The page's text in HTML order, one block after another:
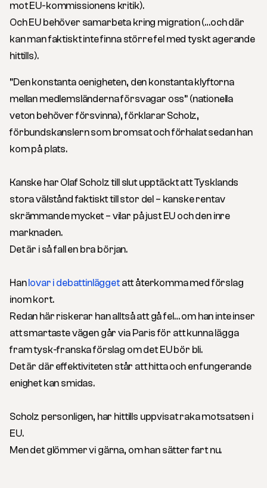
mot EU-kommissionens kritik).
Och EU behöver samarbeta kring migration (…och där
kan man faktiskt inte finna större fel med tyskt agerande
hittills).
”Den konstanta oenigheten, den konstanta klyftorna
mellan medlemsländerna försvagar oss” (nationella
veton behöver försvinna), förklarar Scholz,
förbundskanslern som bromsat och förhalat sedan han
kom på plats.
Kanske har Olaf Scholz till slut upptäckt att Tysklands
stora välstånd faktiskt till stor del – kanske rentav
skrämmande mycket – vilar på just EU och den inre
marknaden.
Det är i så fall en bra början.
Hanlovar i debattinläggetatt återkomma med förslag
inom kort.
Redan här riskerar han alltså att gå fel… om han inte inser
att smartaste vägen går via Paris för att kunna lägga
fram tysk-franska förslag om det EU bör bli.
Det är där effektiviteten står att hitta och en fungerande
enighet kan smidas.
Scholz personligen, har hittills uppvisat raka motsatsen i
EU.
Men det glömmer vi gärna, om han sätter fart nu.